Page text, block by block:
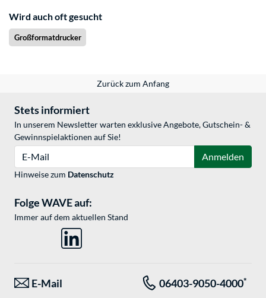
Wird auch oft gesucht
Großformatdrucker
Zurück zum Anfang
Stets informiert
In unserem Newsletter warten exklusive Angebote, Gutschein- &
Gewinnspielaktionen auf Sie!
Anmelden
Hinweise zum Datenschutz
Folge WAVE auf:
Immer auf dem aktuellen Stand
E-Mail 06403-9050-4000*